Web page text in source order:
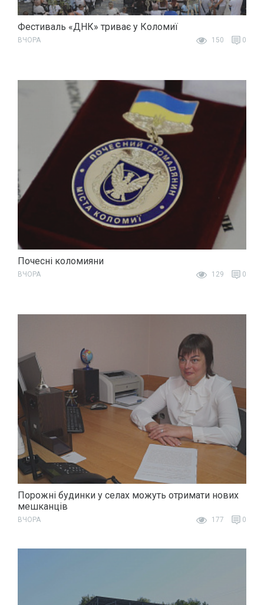
Фестиваль «ДНК» триває у Коломиї
ВЧОРА 150 0
Почесні коломияни
ВЧОРА 129 0
Порожні будинки у селах можуть отримати нових
мешканців
ВЧОРА 177 0